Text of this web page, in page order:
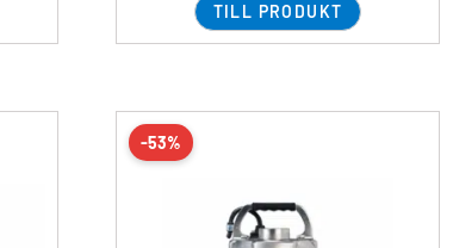
TILL PRODUKT
-53%